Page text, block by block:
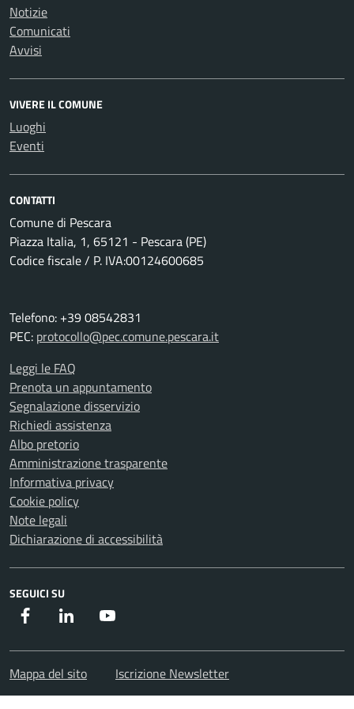
Notizie
Comunicati
Avvisi
VIVERE IL COMUNE
Luoghi
Eventi
CONTATTI
Comune di Pescara
Piazza Italia, 1, 65121 - Pescara (PE)
Codice fiscale / P. IVA:00124600685
Telefono: +39 08542831
PEC: protocollo@pec.comune.pescara.it
Leggi le FAQ
Prenota un appuntamento
Segnalazione disservizio
Richiedi assistenza
Albo pretorio
Amministrazione trasparente
Informativa privacy
Cookie policy
Note legali
Dichiarazione di accessibilità
SEGUICI SU
Facebook Instagram
Mappa del sito Iscrizione Newsletter